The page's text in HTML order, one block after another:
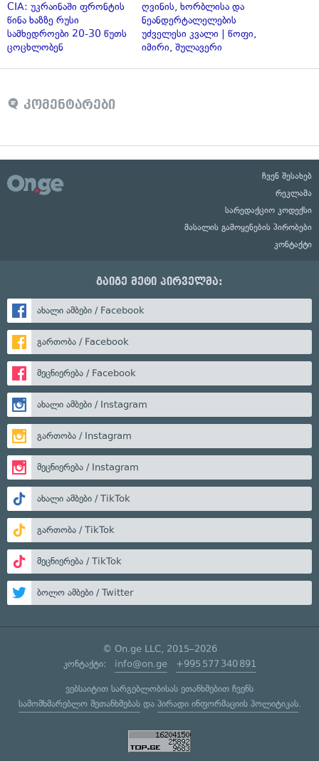
CIA: უკრაინაში ფრონტის
წინა ხაზზე რუსი
სამხედროები 20-30 წუთს
ცოცხლობენ
ღვინის, ხორბლისა და
ნეანდერტალელების
უძველესი კვალი | წოფი,
იმირი, შულავერი
კომენტარები
ჩვენ შესახებ
რეკლამა
სარედაქციო კოდექსი
მასალის გამოყენების პირობები
კონტაქტი
გაიგე მეტი პირველმა:
ახალი ამბები / Facebook
გართობა / Facebook
მეცნიერება / Facebook
ახალი ამბები / Instagram
გართობა / Instagram
მეცნიერება / Instagram
ახალი ამბები / TikTok
გართობა / TikTok
მეცნიერება / TikTok
ბოლო ამბები / Twitter
© On.ge LLC, 2015–2026
კონტაქტი: info@on.ge +995 577 340 891
ვებსაიტით სარგებლობისას ეთანხმებით ჩვენს
სამომხმარებლო შეთანხმებასდა პირადი ინფორმაციის პოლიტიკას.